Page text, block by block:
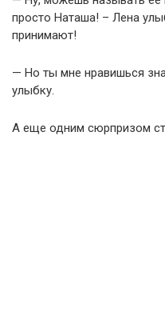
просто Наташа! – Лена
принимают!
— Но ты мне нравишься
улыбку.
А еще одним сюрпризом